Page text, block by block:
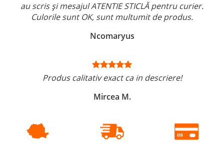
au scris și mesajul ATENTIE STICLĂ pentru curier.
Culorile sunt OK, sunt multumit de produs.
Ncomaryus
Produs calitativ exact ca in descriere!
Mircea M.